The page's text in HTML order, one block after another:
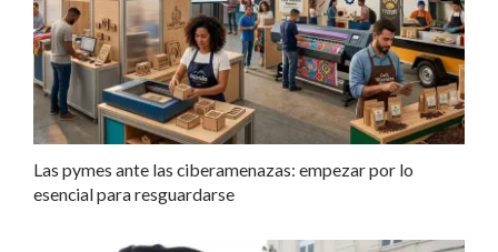
Las pymes ante las ciberamenazas: empezar por lo
esencial para resguardarse